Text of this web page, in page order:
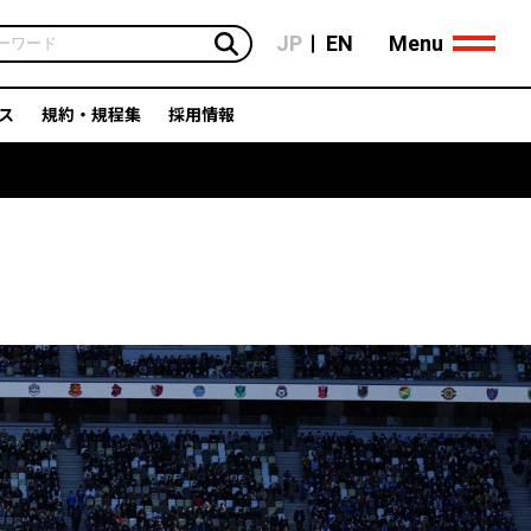
JP EN
規約・規程集 採用情報
Menu